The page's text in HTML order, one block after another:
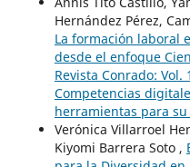
Hernández Pérez,
La formación laboral
desde el enfoque
Revista Conrado: Vol.
Competencias
herramientas para
Verónica Villarroel
Kiyomi Barrera Soto ,